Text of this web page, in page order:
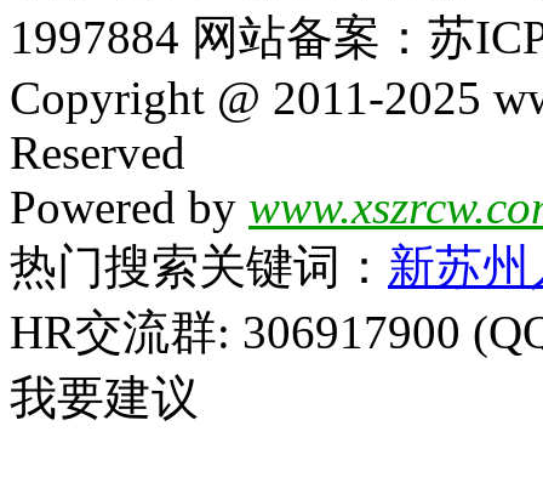
1997884 网站备案：苏
Copyright @ 2011-2025
Reserved
Powered by
热门搜索关键词： 新苏
HR交流群: 306917900
我要建议